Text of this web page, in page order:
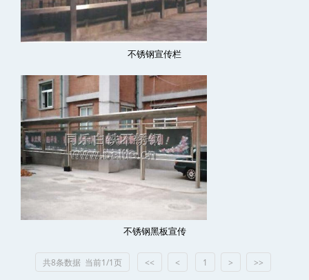
不锈钢宣传栏
不锈钢黑板宣传
共8条数据 当前1/1页 << < 1 > >>